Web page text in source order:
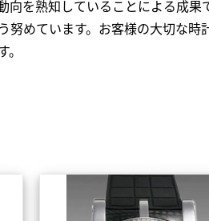
を熟知していることによる成果
めています。お客様の大切な時